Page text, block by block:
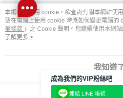
熱門標籤
本網站中使用 cookie，欲查詢有關本網站使
望在電腦上使用 cookie 時應如何變更電腦的
權條款 」之 Cookie 聲明。您繼續使用本網
用條款之 Cookie 聲明使用 cookie。
了解更多 >
我知道
成為我們的VIP粉絲吧
連結 LINE 帳號